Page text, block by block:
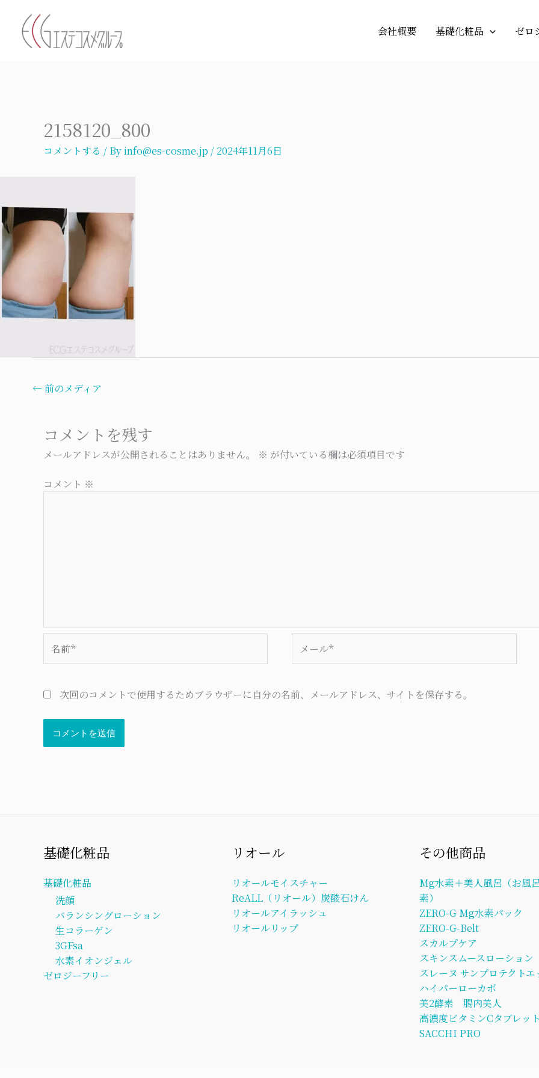
会社概要 基礎化粧品 ゼロ
2158120_800
コメントする / Byinfo@es-cosme.jp / 2024年11月6日
←前のメディア
コメントを残す
メールアドレスが公開されることはありません。 ※ が付いている欄は必須項目です
コメント ※
前
ー
次回のコメントで使用するためブラウザーに自分の名前、メールアドレス、サイトを保存する。
基礎化粧品
基礎化粧品
洗顔
バランシングローション
生コラーゲン
3GFsa
水素イオンジェル
ゼロジーフリー
リオール
リオールモイスチャー
ReALL（リオール）炭酸石けん
リオールアイラッシュ
リオールリップ
その他商品
Mg水素＋美人風呂（お風
素）
ZERO-G Mg水素パック
ZERO-G-Belt
スカルプケア
スキンスムースローション
スレーヌ サンプロテクトエ
ハイパーローカボ
美2酵素 腸内美人
高濃度ビタミンCタブレット
SACCHI PRO